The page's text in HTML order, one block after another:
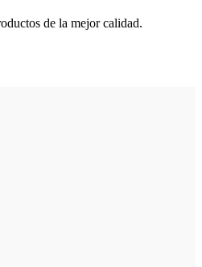
de la mejor calidad.